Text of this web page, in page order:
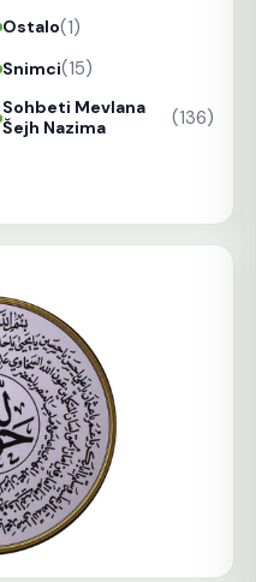
Ostalo(1)
Snimci(15)
Sohbeti Mevlana
Šejh Nazima
(136)